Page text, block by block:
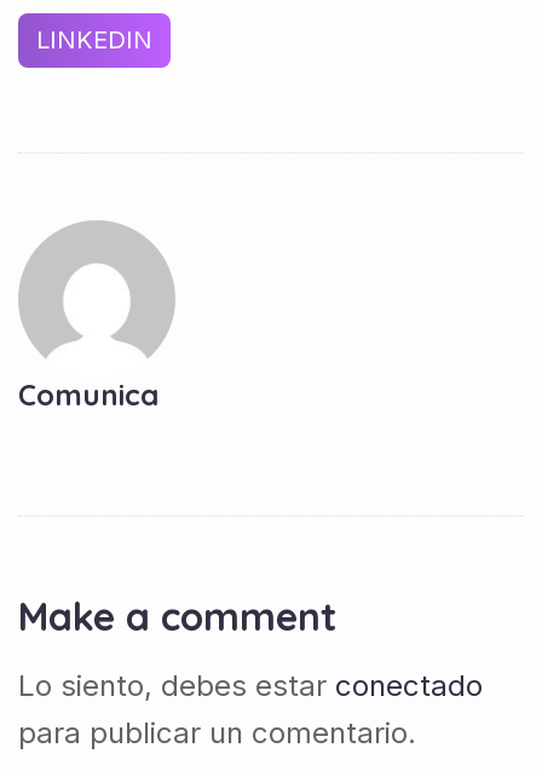
LINKEDIN
Comunica
Make a comment
Lo siento, debes estar conectado
para publicar un comentario.